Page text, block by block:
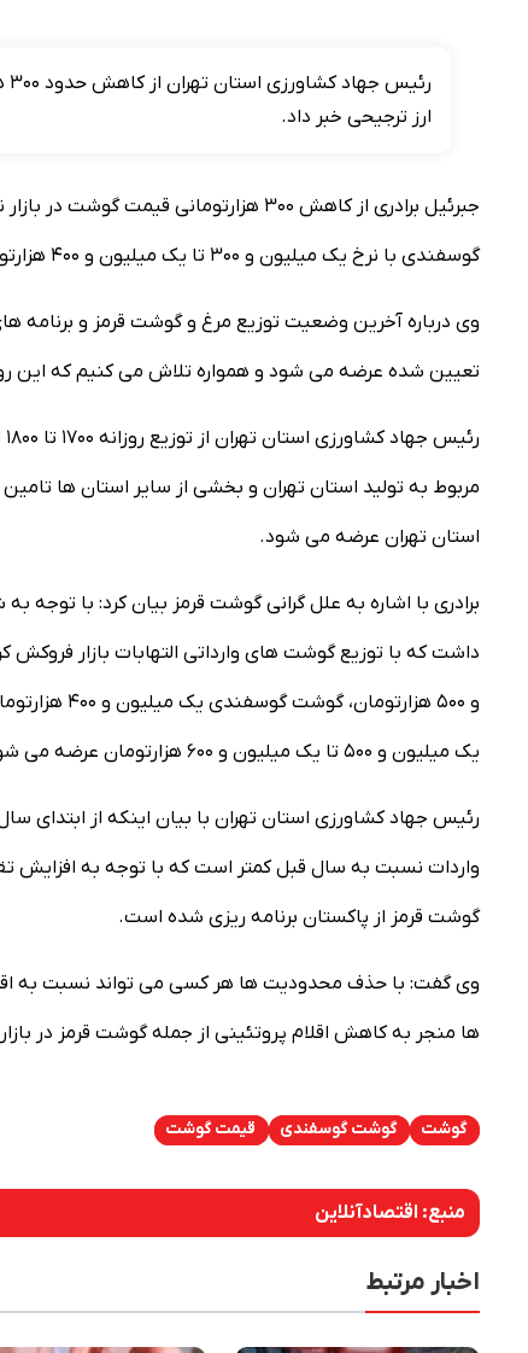
ارز ترجیحی خبر داد.
جبرئیل برادری از کاهش ۳۰۰
گوسفندی با نرخ یک میلیون و ۳۰۰ تا یک میلیون و ۴۰۰ هزارتومان عرضه می‌شود.
وی درباره آخرین وضعیت توزیع مرغ و گوشت قرمز و برنامه
تعیین شده عرضه می شود و همواره تلاش می کنیم که این
استان تهران عرضه می شود.
برادری با اشاره به علل گرانی گوشت قرمز بیان کرد: با
داشت که با توزیع گوشت های وارداتی التهابات بازار
یک میلیون و ۵۰۰ تا یک میلیون و ۶۰۰ هزارتومان عرضه می شود که نسبت به ابتدای حذف ارز ترجیحی ۳۰۰ هزارتومان کاهش داشته است.
واردات نسبت به سال قبل کمتر است که با توجه به افزایش
گوشت قرمز از پاکستان برنامه ریزی شده است.
وی گفت: با حذف محدودیت ها هر کسی می تواند نسبت به
ها منجر به کاهش اقلام پروتئینی از جمله گوشت قرمز در
گوشت گوشت گوسفندی قیمت گوشت
منبع: اقتصادآنلاین
اخبار مرتبط